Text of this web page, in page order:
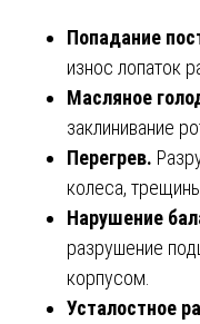
Попадание
износ лопаток
Масляное
заклинивание
Перегрев.
колеса,
Нарушение
разрушение
корпусом.
Усталостное